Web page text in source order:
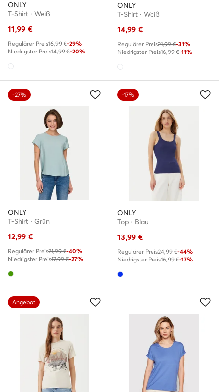
ONLY
T-Shirt · Weiß
11,99 €
Regulärer Preis16,99 €-29%
Niedrigster Preis14,99 €-20%
ONLY
T-Shirt · Weiß
14,99 €
Regulärer Preis21,99 €-31%
Niedrigster Preis16,99 €-11%
-27%
ONLY
T-Shirt · Grün
12,99 €
Regulärer Preis21,99 €-40%
Niedrigster Preis17,99 €-27%
-17%
ONLY
Top · Blau
13,99 €
Regulärer Preis24,99 €-44%
Niedrigster Preis16,99 €-17%
Angebot